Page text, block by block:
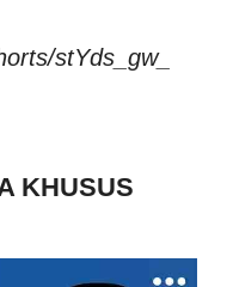
stYds_gw_
KHUSUS